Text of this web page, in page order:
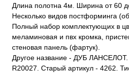
Длина полотна 4м. Ширина от 60
Несколько видов постформинга
Полный набор комплектующих в
меламиновая и пвх кромка,
стеновая панель (фартук).
Другое название - ДУБ ЛАНСЕЛОТ.
R20027. Старый артикул - 4262.